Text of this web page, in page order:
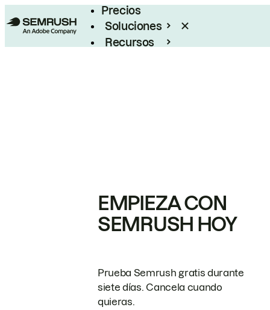
Precios
Soluciones
Recursos
EMPIEZA CON
SEMRUSH HOY
Prueba Semrush gratis durante
siete días. Cancela cuando
quieras.